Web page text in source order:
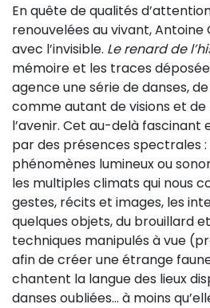
En quête de qualités
renouvelées au vivant,
avec l’invisible. Le renard de
mémoire et les traces
agence une série de danses,
comme autant de visions et
l’avenir. Cet au-delà fascinant
par des présences spectrales
phénomènes lumineux ou
les multiples climats qui nous
gestes, récits et images, les
quelques objets, du brouillard
techniques manipulés à vue
afin de créer une étrange
chantent la langue des lieux
danses oubliées… à moins